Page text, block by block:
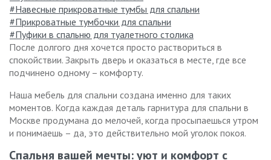
Навесные прикроватные тумбы для спальни
Прикроватные тумбочки для спальни
Пуфики в спальню для туалетного столика
После долгого дня хочется просто раствориться в
спокойствии. Закрыть дверь и оказаться в месте, где все
подчинено одному – комфорту.
Наша мебель для спальни создана именно для таких
моментов. Когда каждая деталь гарнитура для спальни в
Москве продумана до мелочей, когда просыпаешься утром
и понимаешь – да, это действительно мой уголок покоя.
Спальня вашей мечты: уют и комфорт с